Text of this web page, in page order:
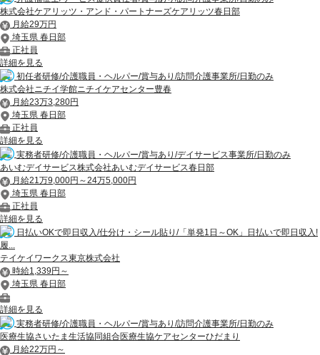
株式会社ケアリッツ・アンド・パートナーズケアリッツ春日部
月給29万円
埼玉県 春日部
正社員
詳細を見る
初任者研修/介護職員・ヘルパー/賞与あり/訪問介護事業所/日勤のみ
株式会社ニチイ学館ニチイケアセンター豊春
月給23万3,280円
埼玉県 春日部
正社員
詳細を見る
実務者研修/介護職員・ヘルパー/賞与あり/デイサービス事業所/日勤のみ
あいむデイサービス株式会社あいむデイサービス春日部
月給21万9,000円～24万5,000円
埼玉県 春日部
正社員
詳細を見る
日払いOKで即日収入/仕分け・シール貼り/「単発1日～OK」日払いで即日収入!
履...
テイケイワークス東京株式会社
時給1,339円～
埼玉県 春日部
詳細を見る
実務者研修/介護職員・ヘルパー/賞与あり/訪問介護事業所/日勤のみ
医療生協さいたま生活協同組合医療生協ケアセンターひだまり
月給22万円～